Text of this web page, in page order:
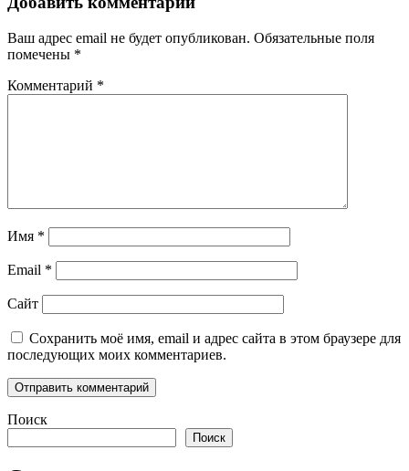
Ваш адрес email не будет опубликован. Обязательные поля
помечены *
Комментарий *
Имя *
Email *
Сайт
Сохранить моё имя, email и адрес сайта в этом браузере для
последующих моих комментариев.
Поиск
Поиск